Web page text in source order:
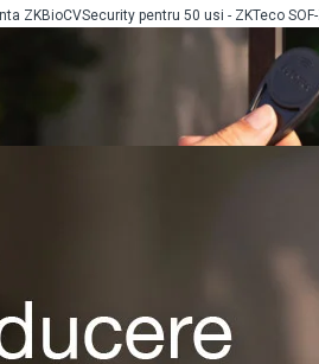
ZKBioCVSecurity pentru 50 usi - ZKTeco SOF-